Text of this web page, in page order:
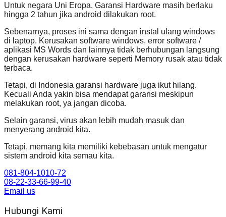
Untuk negara Uni Eropa, Garansi Hardware masih berlaku
hingga 2 tahun jika android dilakukan root.
Sebenarnya, proses ini sama dengan instal ulang windows
di laptop. Kerusakan software windows, error software /
aplikasi MS Words dan lainnya tidak berhubungan langsung
dengan kerusakan hardware seperti Memory rusak atau tidak
terbaca.
Tetapi, di Indonesia garansi hardware juga ikut hilang.
Kecuali Anda yakin bisa mendapat garansi meskipun
melakukan root, ya jangan dicoba.
Selain garansi, virus akan lebih mudah masuk dan
menyerang android kita.
Tetapi, memang kita memiliki kebebasan untuk mengatur
sistem android kita semau kita.
081-804-1010-72
08-22-33-66-99-40
Email us
Hubungi Kami